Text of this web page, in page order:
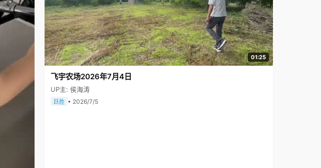
01:25
飞宇农场2026年7月4日
UP主: 侯海涛
跃胜 • 2026/7/5